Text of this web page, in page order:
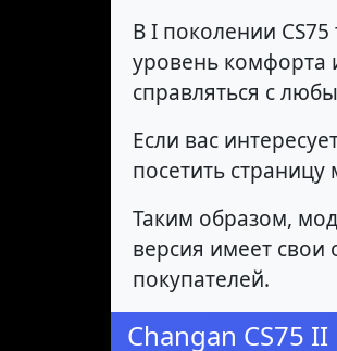
В I поколении
уровень комфорта
справляться с
Если вас
посетить страницу
Таким образом,
версия имеет
покупателей.
Changan CS75